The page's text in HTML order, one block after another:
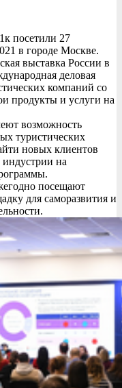
посетили 27
в городе Москве.
выставка России в
деловая
компаний со
продукты и услуги на
возможность
туристических
новых клиентов
индустрии на
посещают
для саморазвития и